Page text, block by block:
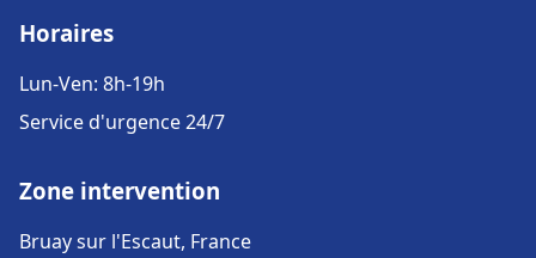
Horaires
Lun-Ven: 8h-19h
Service d'urgence 24/7
Zone intervention
Bruay sur l'Escaut, France